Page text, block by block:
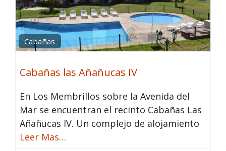
Cabañas
Cabañas las Añañucas IV
En Los Membrillos sobre la Avenida del
Mar se encuentran el recinto Cabañas Las
Añañucas IV. Un complejo de alojamiento
Leer Mas…